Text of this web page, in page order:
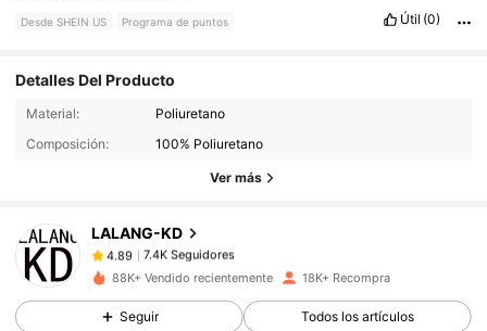
Desde SHEIN US Programa de puntos Útil (0)
Detalles Del Producto
Material:
Poliuretano
Composición:
100% Poliuretano
Ver más
LALANG-KD
7.4K Seguidores
4.89
7.4K Seguidores
m***ipagóHace 15 horas
4.89 7.4K Seguidores
88K+ Vendido recientemente 18K+ Recompra
Seguir Todos los artículos